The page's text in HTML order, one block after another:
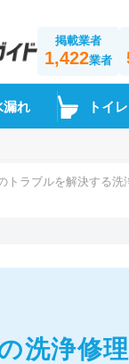
掲載業者
1,422業者
漏れ トイレ
トラブルを解決する洗
洗浄修